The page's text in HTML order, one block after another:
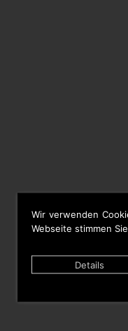
Wir verwenden
Webseite stimmen
Details